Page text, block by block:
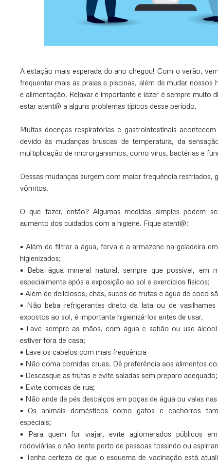
A estação mais esperada do ano chegou! Com o verão,
frequentar mais as praias e piscinas, além de mudar nossos
e alimentação. Relaxar é importante e lazer é sempre muito
estar atent@ a alguns problemas típicos desse período.
Muitas doenças respiratórias e gastrointestinais
devido às mudanças bruscas de temperatura, da
multiplicação de microrganismos, como vírus, bactérias e
Dessas mudanças surgem com maior frequência resfriados,
vômitos.
O que fazer, então? Algumas medidas simples podem
aumento dos cuidados com a higiene. Fique atent@:
• Além de filtrar a água, ferva e a armazene na geladeira
higienizados;
• Beba água mineral natural, sempre que possível, em
especialmente após a exposição ao sol e exercícios físicos;
• Além de deliciosos, chás, sucos de frutas e água de coco
• Não beba refrigerantes direto da lata ou de
expostos ao sol, é importante higienizá-los antes de usar.
• Lave sempre as mãos, com água e sabão ou use
estiver fora de casa;
• Lave os cabelos com mais frequência
• Não coma comidas cruas. Dê preferência aos alimentos
• Descasque as frutas e evite saladas sem preparo adequado;
• Evite comidas de rua;
• Não ande de pés descalços em poças de água ou valas
• Os animais domésticos como gatos e cachorros
especiais;
• Para quem for viajar, evite aglomerados públicos
rodoviárias e não sente perto de pessoas tossindo ou
• Tenha certeza de que o esquema de vacinação está